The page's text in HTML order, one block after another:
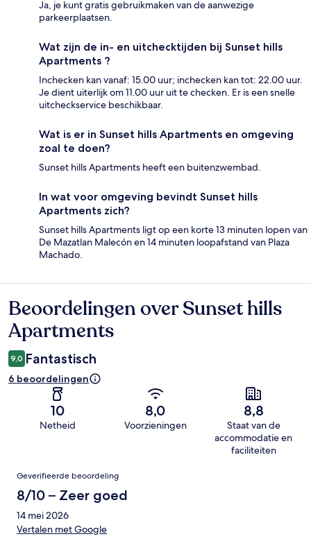
Ja, je kunt gratis gebruikmaken van de aanwezige
parkeerplaatsen.
Wat zijn de in- en uitchecktijden bij Sunset hills
Apartments ?
Inchecken kan vanaf: 15.00 uur; inchecken kan tot: 22.00 uur.
Je dient uiterlijk om 11.00 uur uit te checken. Er is een snelle
uitcheckservice beschikbaar.
Wat is er in Sunset hills Apartments en omgeving
zoal te doen?
Sunset hills Apartments heeft een buitenzwembad.
In wat voor omgeving bevindt Sunset hills
Apartments zich?
Sunset hills Apartments ligt op een korte 13 minuten lopen van
De Mazatlan Malecón en 14 minuten loopafstand van Plaza
Machado.
Beoordelingen
Beoordelingen over Sunset hills
Apartments
9,0 Fantastisch
6 beoordelingen
10
Netheid
8,0
Voorzieningen
8,8
Staat van de
accommodatie en
faciliteiten
Beoordelingen
Geverifieerde beoordeling
8/10 – Zeer goed
14 mei 2026
Vertalen met Google